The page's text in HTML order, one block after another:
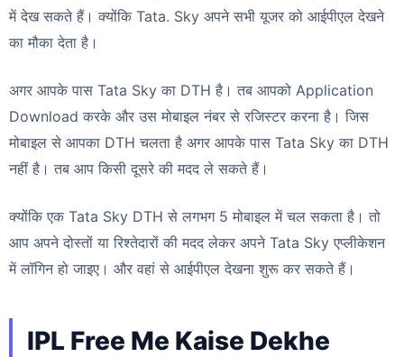
में देख सकते हैं। क्योंकि Tata. Sky अपने सभी यूजर को आईपीएल देखने
का मौका देता है।
अगर आपके पास Tata Sky का DTH है। तब आपको Application
Download करके और उस मोबाइल नंबर से रजिस्टर करना है। जिस
मोबाइल से आपका DTH चलता है अगर आपके पास Tata Sky का DTH
नहीं है। तब आप किसी दूसरे की मदद ले सकते हैं।
क्योंकि एक Tata Sky DTH से लगभग 5 मोबाइल में चल सकता है। तो
आप अपने दोस्तों या रिश्तेदारों की मदद लेकर अपने Tata Sky एप्लीकेशन
में लॉगिन हो जाइए। और वहां से आईपीएल देखना शुरू कर सकते हैं।
IPL Free Me Kaise Dekhe